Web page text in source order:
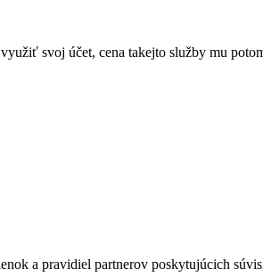
svoj účet, cena takejto služby mu
a pravidiel partnerov poskytujúcich